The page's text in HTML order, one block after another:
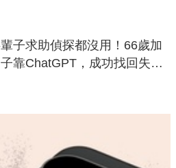
子求助偵探都沒用！66歲加
靠ChatGPT，成功找回失散